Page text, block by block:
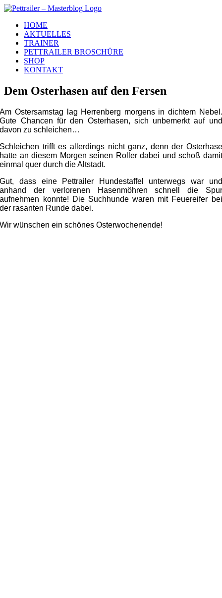
Zum
springenHOME
AKTUELLES
TRAINER
PETTRAILER BROSCHÜRE
SHOP
KONTAKT
Dem Osterhasen auf den Fersen
Am Ostersamstag lag Herrenberg morgens in dichtem Nebel.
Gute Chancen für den Osterhasen, sich unbemerkt auf und
davon zu schleichen…
Schleichen trifft es allerdings nicht ganz, denn der Osterhase
hatte an diesem Morgen seinen Roller dabei und schoß damit
einmal quer durch die Altstadt.
Gut, dass eine Pettrailer Hundestaffel unterwegs war und
anhand der verlorenen Hasenmöhren schnell die Spur
aufnehmen konnte! Die Suchhunde waren mit Feuereifer bei
der rasanten Runde dabei.
Wir wünschen ein schönes Osterwochenende!